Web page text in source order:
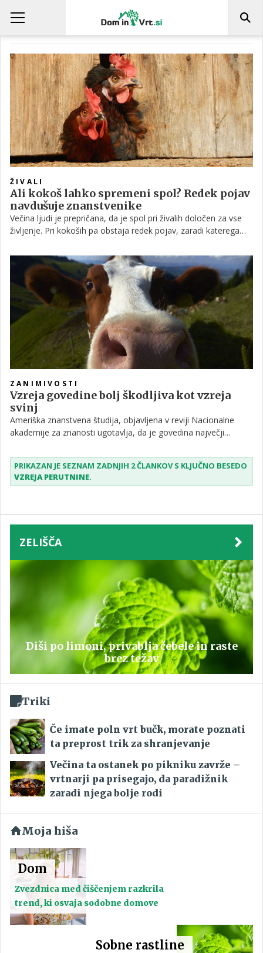
VZREJA PERUTNINE
ŽIVALI
Ali kokoš lahko spremeni spol? Redek pojav
navdušuje znanstvenike
Večina ljudi je prepričana, da je spol pri živalih določen za vse
življenje. Pri kokoših pa obstaja redek pojav, zaradi katerega
Čeprav ne gre za popolno spremembo spola, ta pojav že dolgo
buri domišljijo tako rejcev kot znanstvenikov.
ZANIMIVOSTI
Vzreja govedine bolj škodljiva kot vzreja
svinj
Ameriška znanstvena študija, objavljena v reviji Nacionalne
akademije za znanosti ugotavlja, da je govedina največji
izvora v človeški prehrani. Manj kot pol kilograma govedine na
primer povzroči enake posledice za segrevanje ozračja kot
izgorevanje 3,8 litra bencina.
PRIKAZAN JE SEZNAM ZADNJIH 2 ČLANKOV S KLJUČNO BESEDO
VZREJA PERUTNINE.
ZELIŠČA
Diši po limoni, privablja čebele in raste
brez težav
Triki
Če imate poln vrt bučk, morate poznati
ta preprost trik za shranjevanje
Večina ta ostanek po pikniku zavrže –
vrtnarji pa prisegajo, da paradižnik
zaradi njega bolje rodi
Moja hiša
Dom
Zvezdnica med čiščenjem razkrila
trend, ki osvaja sodobne domove
Sobne rastline